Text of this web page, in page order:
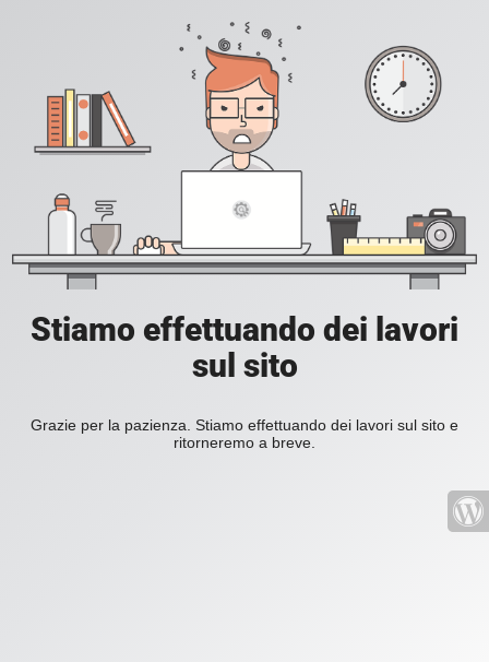
Stiamo effettuando dei lavori
sul sito
Grazie per la pazienza. Stiamo effettuando dei lavori sul sito e
ritorneremo a breve.